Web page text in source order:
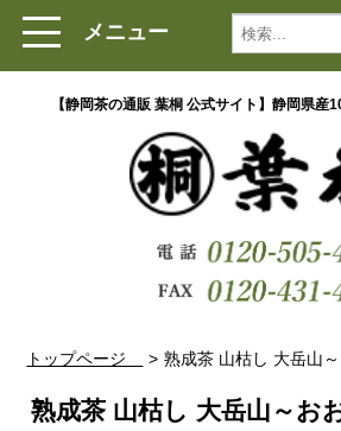
メニュー
【静岡茶の通販 葉桐 公式サイト】静岡県産
トップページ 熟成茶 山枯し 大岳山
熟成茶 山枯し 大岳山～お